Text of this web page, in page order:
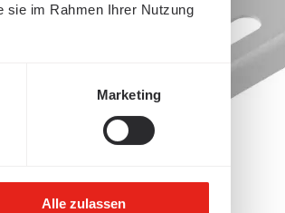
sie im Rahmen Ihrer Nutzung
Marketing
Alle zulassen